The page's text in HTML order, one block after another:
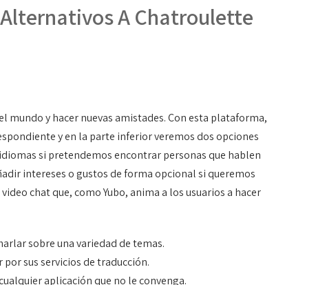
Alternativos A Chatroulette
y hacer nuevas amistades. Con esta plataforma,
y en la parte inferior veremos dos opciones
si pretendemos encontrar personas que hablen
intereses o gustos de forma opcional si queremos
chat que, como Yubo, anima a los usuarios a hacer
sobre una variedad de temas.
sus servicios de traducción.
aplicación que no le convenga.